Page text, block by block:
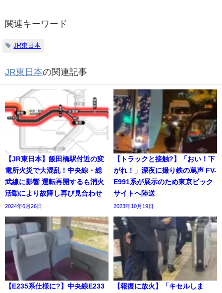
関連キーワード
JR東日本
JR東日本の関連記事
【JR東日本】飯田橋駅付近の変
電所火災で大混乱！中央線・総
武線に影響 運転再開するも消火
活動により故障し再び見合わせ
2024年6月26日
【トラックと接触?】「おい！下
がれ！」深夜に撮り鉄の罵声 FV-
E991系が展示のため東京ビック
サイトへ陸送
2023年10月19日
【E235系仕様に?】中央線E233
【報復に放火】「キセルしま